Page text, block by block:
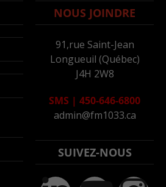
NOUS JOINDRE
91,rue Saint-Jean
Longueuil (Québec)
J4H 2W8
SMS | 450-646-6800
admin@fm1033.ca
SUIVEZ-NOUS